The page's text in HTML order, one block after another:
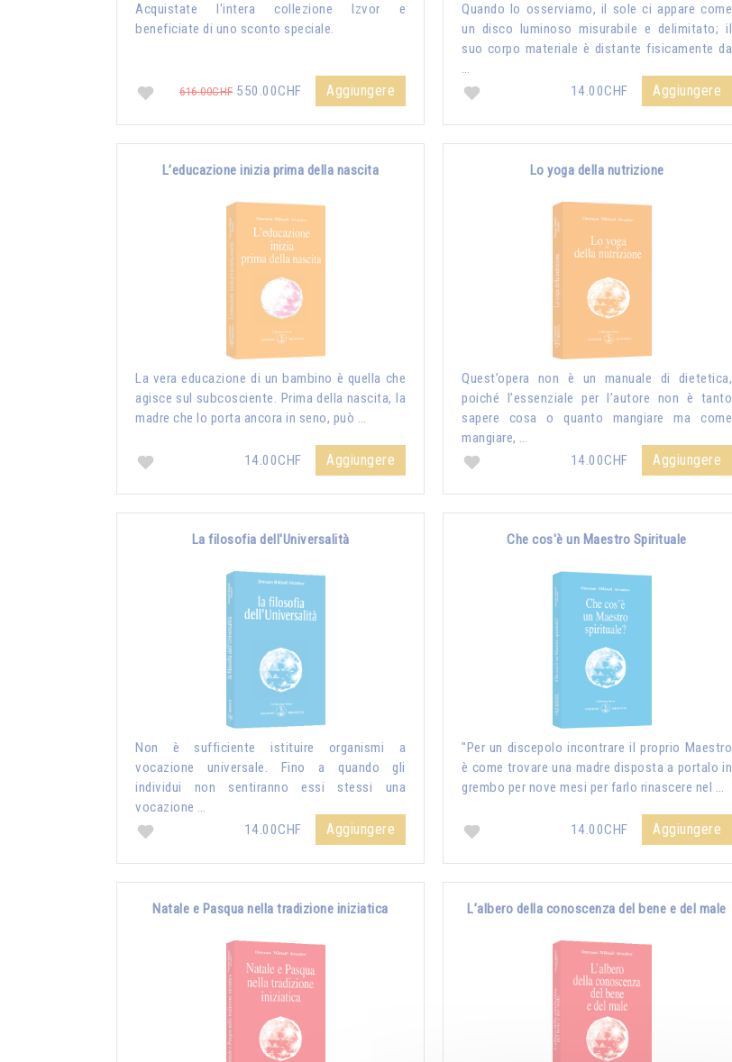
Acquistate l'intera collezione Izvor e
beneficiate di uno sconto speciale.
616.00CHF550.00CHF Aggiungere
Quando lo osserviamo, il sole ci appare come
un disco luminoso misurabile e delimitato; il
suo corpo materiale è distante fisicamente da
…
14.00CHF
Aggiungere
L’educazione inizia prima della nascita
La vera educazione di un bambino è quella che
agisce sul subcosciente. Prima della nascita, la
madre che lo porta ancora in seno, può …
14.00CHF Aggiungere
Lo yoga della nutrizione
Quest’opera non è un manuale di dietetica,
poiché l’essenziale per l’autore non è tanto
sapere cosa o quanto mangiare ma come
mangiare, …
14.00CHF
Aggiungere
La filosofia dell'Universalità
Non è sufficiente istituire organismi a
vocazione universale. Fino a quando gli
individui non sentiranno essi stessi una
vocazione …
14.00CHF
Aggiungere
Che cos'è un Maestro Spirituale
"Per un discepolo incontrare il proprio Maestro
è come trovare una madre disposta a portalo in
grembo per nove mesi per farlo rinascere nel …
14.00CHF Aggiungere
Natale e Pasqua nella tradizione iniziatica L’albero della conoscenza del bene e del male